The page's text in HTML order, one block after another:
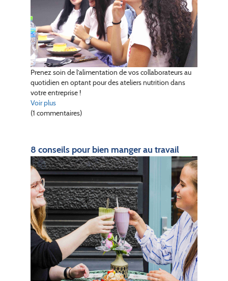
Prenez soin de l’alimentation de vos collaborateurs au
quotidien en optant pour des ateliers nutrition dans
votre entreprise !
Voir plus
(1 commentaires)
8 conseils pour bien manger au travail